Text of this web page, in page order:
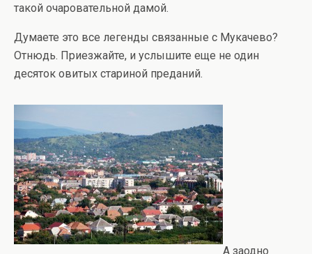
такой очаровательной дамой.
Думаете это все легенды связанные с Мукачево?
Отнюдь. Приезжайте, и услышите еще не один
десяток овитых стариной преданий.
А заодно